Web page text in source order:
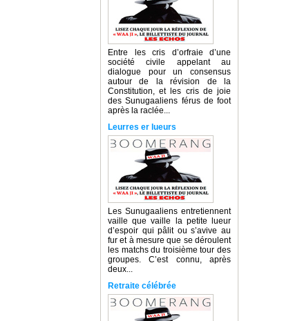
Entre les cris d’orfraie d’une
société civile appelant au
dialogue pour un consensus
autour de la révision de la
Constitution, et les cris de joie
des Sunugaaliens férus de foot
après la raclée...
Leurres er lueurs
Les Sunugaaliens entretiennent
vaille que vaille la petite lueur
d’espoir qui pâlit ou s’avive au
fur et à mesure que se déroulent
les matchs du troisième tour des
groupes. C’est connu, après
deux...
Retraite célébrée